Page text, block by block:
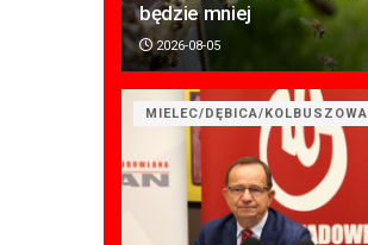
będzie mniej
2026-08-05
MIELEC/DĘBICA/KOLBUSZOWA